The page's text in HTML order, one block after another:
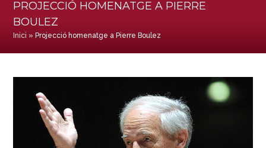
PROJECCIÓ HOMENATGE A PIERRE
BOULEZ
Inici » Projecció homenatge a Pierre Boulez